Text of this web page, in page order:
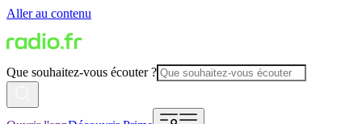
Aller au contenu
Que souhaitez-vous écouter ?